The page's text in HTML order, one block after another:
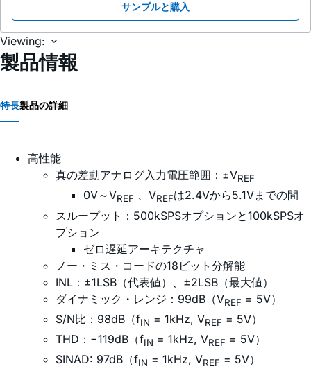
サンプルと購入
Viewing:
製品情報
特長製品の詳細
高性能
真の差動アナログ入力電圧範囲：±VREF
0V～VREF 、VREFは2.4Vから5.1Vまでの間
スループット：500kSPSオプションと100kSPSオ
プション
ゼロ遅延アーキテクチャ
ノー・ミス・コードの18ビット分解能
INL：±1LSB（代表値）、±2LSB（最大値）
ダイナミック・レンジ：99dB（VREF = 5V）
S/N比：98dB（fIN = 1kHz, VREF = 5V）
THD：−119dB（fIN = 1kHz, VREF = 5V）
SINAD: 97dB（fIN = 1kHz, VREF = 5V）